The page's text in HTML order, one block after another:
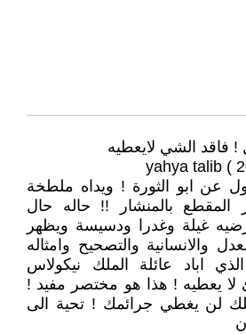
yahya talib (
عن ابو الثورة ! ويداه ملطخة
المقطع بالمنشار !! حاله حال
غيلة وغدرا ودسيسة ويظهر
والانسانية والتصحيح وامثاله
اباد عائلة الملك نيكولاس
لا يعطيه ! هذا هو مختصر مفيد !
لن يغطي جرائمك ! تحية الى